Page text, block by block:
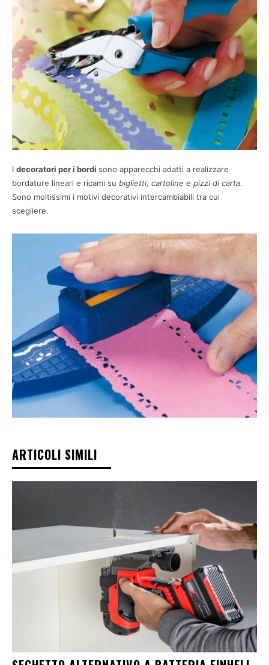
I decoratori per i bordi sono apparecchi adatti a realizzare
bordature lineari e ricami su biglietti, cartoline e pizzi di carta.
Sono moltissimi i motivi decorativi intercambiabili tra cui
scegliere.
ARTICOLI SIMILI